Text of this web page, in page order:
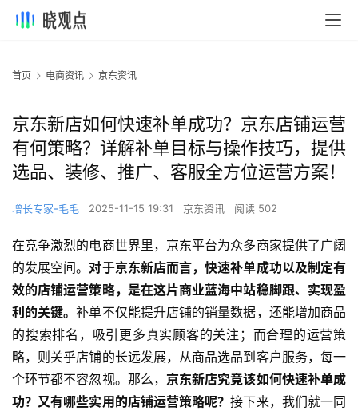
首页 电商资讯 京东资讯
京东新店如何快速补单成功？京东店铺运营
有何策略？详解补单目标与操作技巧，提供
选品、装修、推广、客服全方位运营方案！
增长专家-毛毛 2025-11-15 19:31 京东资讯 阅读 502
在竞争激烈的电商世界里，京东平台为众多商家提供了广阔
的发展空间。 对于京东新店而言，快速补单成功以及制定有
效的店铺运营策略，是在这片商业蓝海中站稳脚跟、实现盈
利的关键。补单不仅能提升店铺的销量数据，还能增加商品
的搜索排名，吸引更多真实顾客的关注；而合理的运营策
略，则关乎店铺的长远发展，从商品选品到客户服务，每一
个环节都不容忽视。那么， 京东新店究竟该如何快速补单成
功？又有哪些实用的店铺运营策略呢？接下来，我们就一同